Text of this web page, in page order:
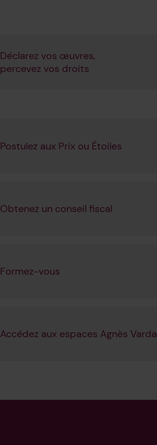
Déclarez vos œuvres,
percevez vos droits
Postulez aux Prix ou Étoiles
Obtenez un conseil fiscal
Formez-vous
Accédez aux espaces Agnès Varda